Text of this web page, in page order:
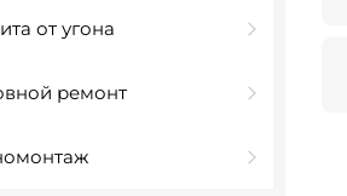
от угона
ремонт